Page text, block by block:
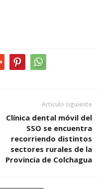
Artículo siguiente
Clínica dental móvil del
SSO se encuentra
recorriendo distintos
sectores rurales de la
Provincia de Colchagua